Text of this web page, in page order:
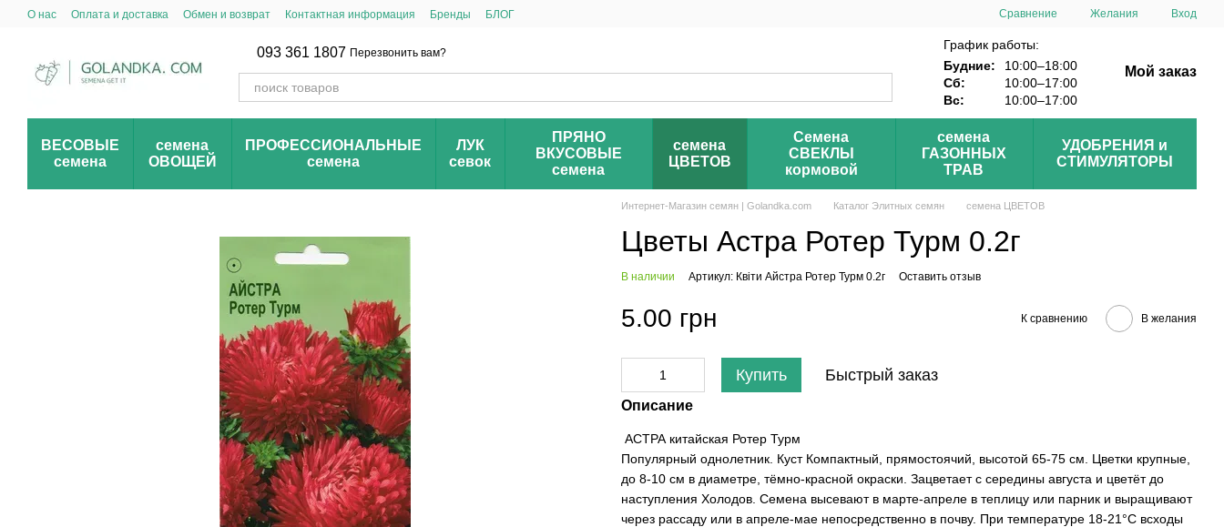
Перейти к основному контенту
О нас Оплата и доставка Обмен и возврат Контактная информация Бренды БЛОГ Сравнение Желания Вход
093 361 1807 Перезвонить вам?
График работы:
Будние:
10:00–18:00
Сб:
10:00–17:00
Вс:
10:00–17:00
Мой заказ
ВЕСОВЫЕ
семена
семена
ОВОЩЕЙ
ПРОФЕССИОНАЛЬНЫЕ
семена
ЛУК
севок
ПРЯНО
ВКУСОВЫЕ
семена
семена
ЦВЕТОВ
Семена
СВЕКЛЫ
кормовой
семена
ГАЗОННЫХ
ТРАВ
УДОБРЕНИЯ и
СТИМУЛЯТОРЫ
Интернет-Магазин семян | Golandka.com Каталог Элитных семян семена ЦВЕТОВ
Цветы Астра Ротер Турм 0.2г
В наличии Артикул: Квіти Айстра Ротер Турм 0.2г Оставить отзыв
5.00 грн К сравнению В желания
Купить Быстрый заказ
Описание
АСТРА китайская Ротер Турм
Популярный однолетник. Куст Компактный, прямостоячий, высотой 65-75 см. Цветки крупные,
до 8-10 см в диаметре, тёмно-красной окраски. Зацветает с середины августа и цветёт до
наступления Холодов. Семена высевают в марте-апреле в теплицу или парник и выращивают
через рассаду или в апреле-мае непосредственно в почву. При температуре 18-21°С всходы